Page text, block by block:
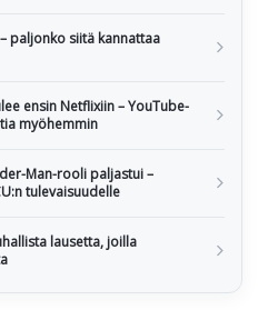
paljonko siitä kannattaa
ensin Netflixiin – YouTube-
myöhemmin
Man-rooli paljastui –
tulevaisuudelle
lausetta, joilla